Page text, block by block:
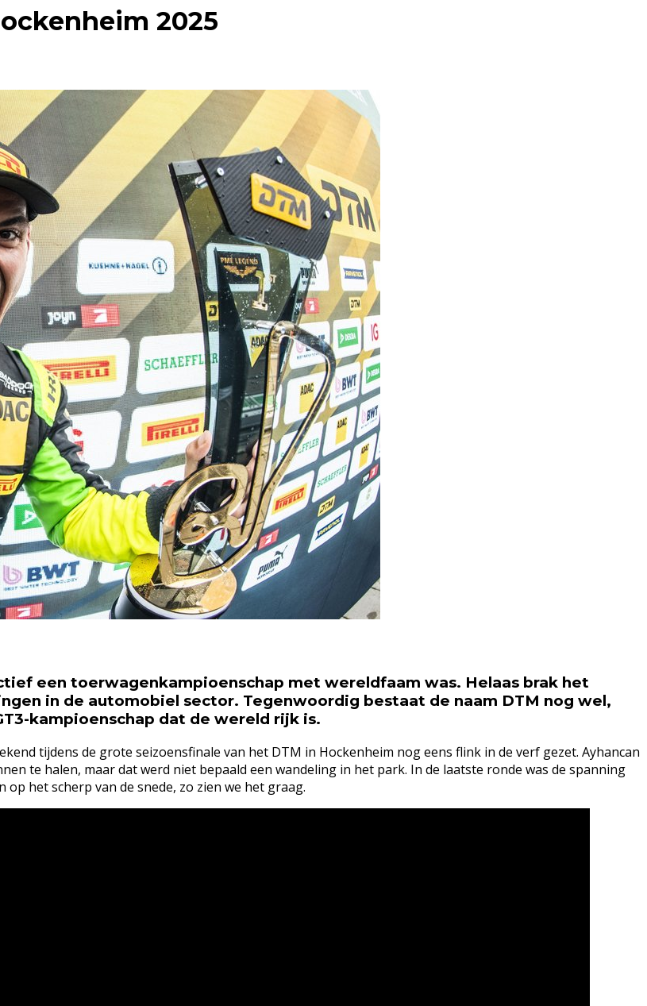
2025
een toerwagenkampioenschap met wereldfaam was. Helaas brak het
in de automobiel sector. Tegenwoordig bestaat de naam DTM nog wel,
kampioenschap dat de wereld rijk is.
tijdens de grote seizoensfinale van het DTM in Hockenheim nog eens flink in de verf gezet. Ayhancan
te halen, maar dat werd niet bepaald een wandeling in het park. In de laatste ronde was de spanning
het scherp van de snede, zo zien we het graag.